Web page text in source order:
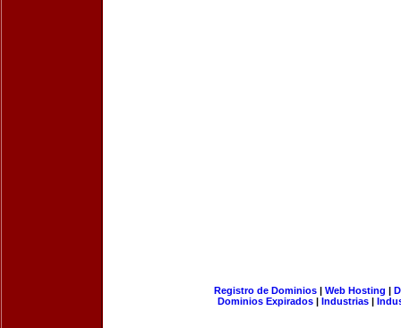
Registro de Dominios| Web Hosting |
Dominios Expirados | Industrias |